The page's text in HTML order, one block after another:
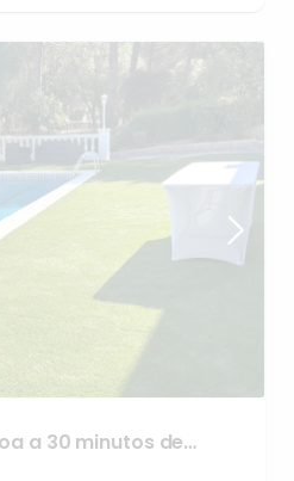
a 30 minutos de